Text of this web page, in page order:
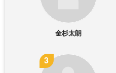
金杉太朗